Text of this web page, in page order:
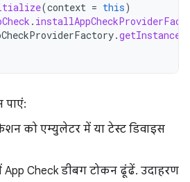
(context = this)
.
.getInstance
पाएं:
को एम्युलेटर में या टेस्ट डिवाइस
Check डीबग टोकन ढूंढें. उदाहरण